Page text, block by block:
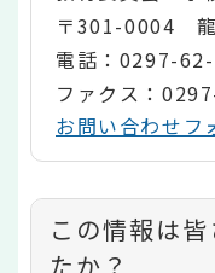
〒301-0004 龍
電話：0297-
ファクス：
お問い合わせフ
コ
ン
この情報は
たか？